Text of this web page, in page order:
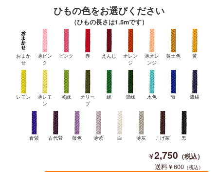
ひもの色をお選びください
（ひもの長さは1.5mです）
おまか
せ
薄ピン
ク
ピンク 赤 えんじ
オレン
ジ
薄オレ
ンジ
黄土色 黄
レモン
薄レモ
ン
黄緑
オリー
ブ
緑 濃緑 水色 青 濃紺
青紫 古代紫 藤色 薄紫 白 薄灰 こげ茶 黒
2,750
600